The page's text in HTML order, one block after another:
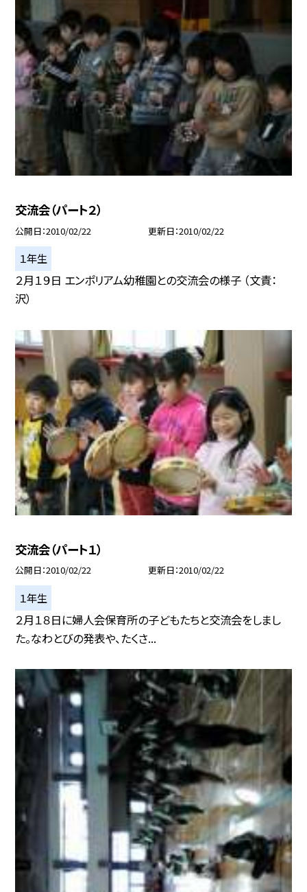
交流会（パート２）
公開日 2010/02/22 更新日 2010/02/22
１年生
２月１９日 エンポリアム幼稚園との交流会の様子 （文責：
沢）
交流会（パート１）
公開日 2010/02/22 更新日 2010/02/22
１年生
２月１８日に婦人会保育所の子どもたちと交流会をしまし
た。なわとびの発表や、たくさ...